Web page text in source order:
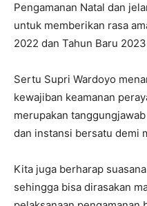
Pengamanan Natal dan
untuk memberikan rasa
2022 dan Tahun Baru
Sertu Supri Wardoyo
kewajiban keamanan
merupakan
dan instansi bersatu demi
Kita juga berharap
sehingga bisa dirasakan